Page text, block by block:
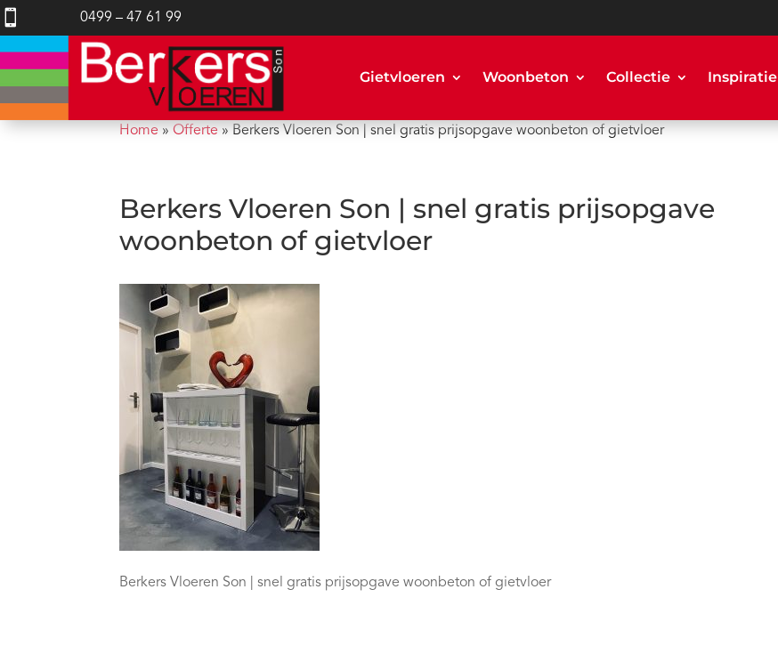
 0499 – 47 61 99
Gietvloeren Woonbeton Collectie Inspiratie
Home »Offerte » Berkers Vloeren Son | snel gratis prijsopgave woonbeton of gietvloer
Berkers Vloeren Son | snel gratis prijsopgave
woonbeton of gietvloer
Berkers Vloeren Son | snel gratis prijsopgave woonbeton of gietvloer